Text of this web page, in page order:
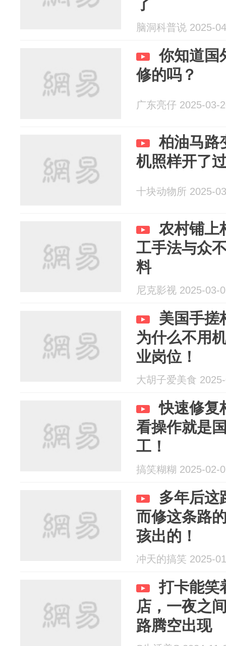
了
脑洞科普说 2025-
你知道国
修的吗？
广东亮仔 2025-03-
柏油马路
机照样开了
十块动物所 2025-
农村铺上
工手法与众
料
尼克影视 2025-03-
美国手搓
为什么不用
业岗位！
大胡子爱美食
快速修复
看操作就是
工！
搞笑糊糊 2025-02-
多年后这
而修这条路
孩出的！
冲天的搞笑 2025-
打卡能笑
店，一夜之
路腾空出现